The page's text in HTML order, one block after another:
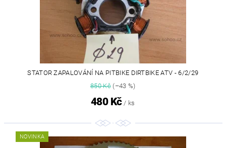
STATOR ZAPALOVÁNÍ NA PITBIKE DIRTBIKE ATV - 6/2/29
850 Kč(–43 %)
480 Kč / ks
NOVINKA